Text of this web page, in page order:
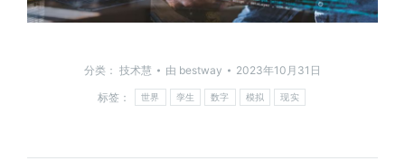
分类： 技术慧 由 bestway
2023年10月31日
标签：
世界 孪生 数字 模拟 现实